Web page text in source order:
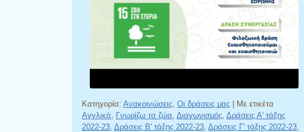
Κατηγορία: Ανακοινώσεις Οι δράσεις μας
Με ετικέτα
Αγγλικά
Γνωρίζω τα ζώα Διαγωνισμός Δράσεις Α' τάξης
2022-23 Δράσεις Β' τάξης 2022-23 Δράσεις Γ' τάξης 2022-23